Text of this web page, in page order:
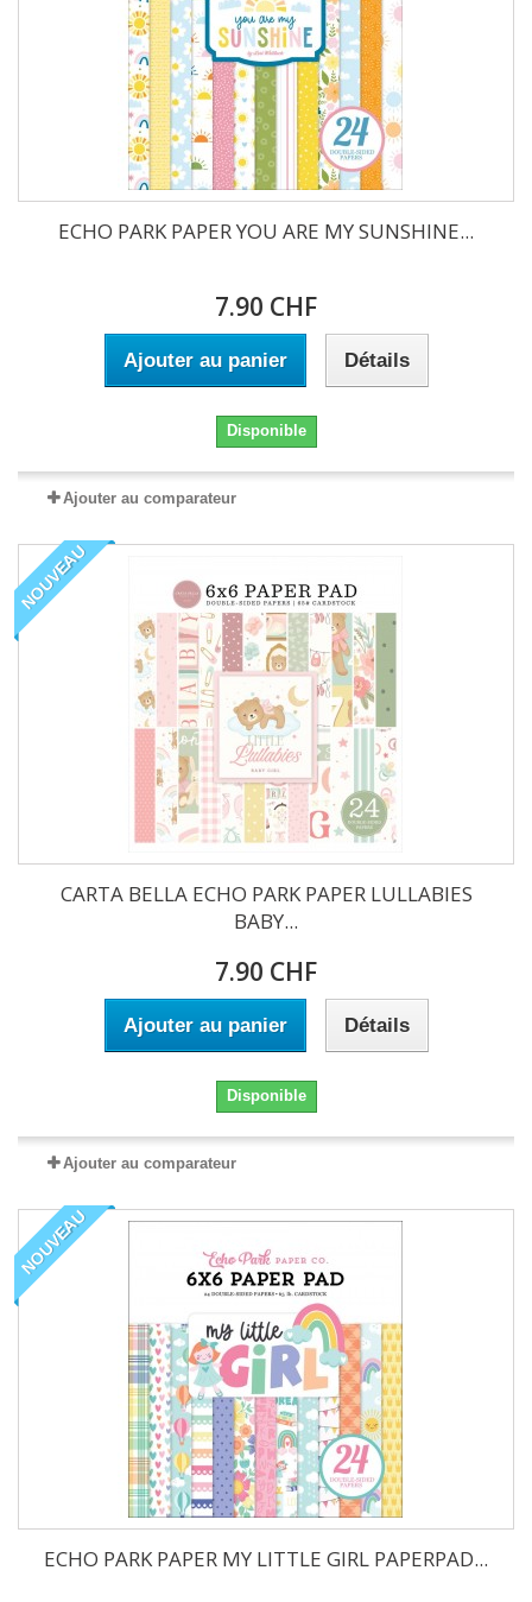
ECHO PARK PAPER YOU ARE MY SUNSHINE...
7.90 CHF
Ajouter au panier Détails
Disponible
Ajouter au comparateur
NOUVEAU
CARTA BELLA ECHO PARK PAPER LULLABIES
BABY...
7.90 CHF
Ajouter au panier Détails
Disponible
Ajouter au comparateur
NOUVEAU
ECHO PARK PAPER MY LITTLE GIRL PAPERPAD...